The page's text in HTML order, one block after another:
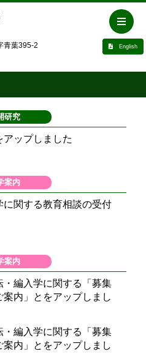
English
青葉395-2
研究
ップしました
案内
関する教育相談の受付
案内
編入学に関する「募集
内」とをアップしまし
編入学に関する「募集
内」とをアップしまし